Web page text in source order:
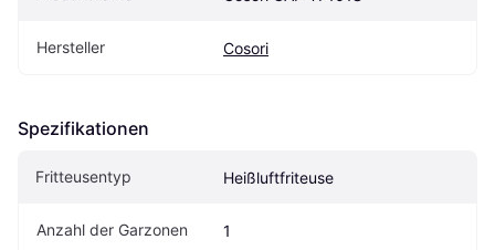
Hersteller Cosori
Spezifikationen
Fritteusentyp Heißluftfriteuse
Anzahl der Garzonen 1